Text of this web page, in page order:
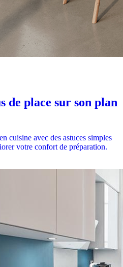
de place sur son plan
cuisine avec des astuces simples
votre confort de préparation.